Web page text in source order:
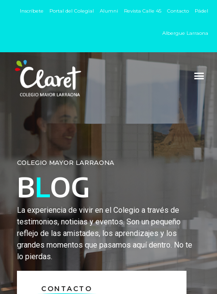
Inscríbete Portal del Colegial Alumni Revista Calle 45 Contacto Pádel
Albergue Larraona
COLEGIO MAYOR LARRAONA
BLOG
La experiencia de vivir en el Colegio a través de
testimonios, noticias y eventos. Son un pequeño
reflejo de las amistades, los aprendizajes y los
grandes momentos que pasamos aquí dentro. No te
lo pierdas.
CONTACTO